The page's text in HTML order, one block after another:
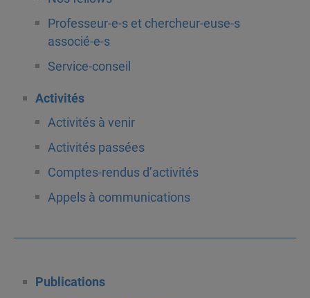
Professeur-e-s et chercheur-euse-s
associé-e-s
Service-conseil
Activités
Activités à venir
Activités passées
Comptes-rendus d’activités
Appels à communications
Publications